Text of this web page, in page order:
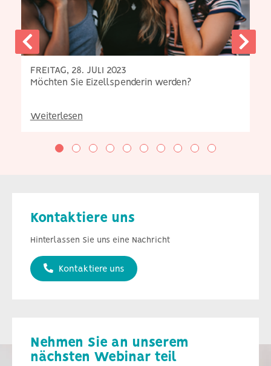
FREITAG, 28. JULI 2023
Möchten Sie Eizellspenderin werden?
Weiterlesen
Kontaktiere uns
Hinterlassen Sie uns eine Nachricht
Kontaktiere uns
Nehmen Sie an unserem
nächsten Webinar teil